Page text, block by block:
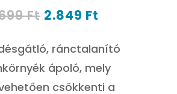
Ft Original
was:
5.699 Ft.
2.849 Ft
is:
2.849 Ft.
ránctalanító
ápoló, mely
csökkenti a